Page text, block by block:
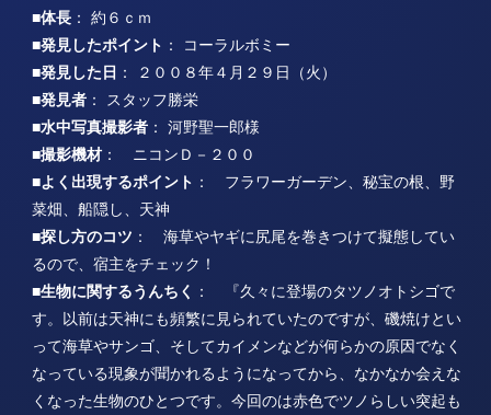
■体長： 約６ｃｍ
■発見したポイント ： コーラルボミー
■発見した日 ： ２００８年４月２９日（火）
■発見者： スタッフ勝栄
■水中写真撮影者： 河野聖一郎様
■撮影機材： ニコンＤ－２００
■よく出現するポイント ： フラワーガーデン、秘宝の根、野
菜畑、船隠し、天神
■探し方のコツ ： 海草やヤギに尻尾を巻きつけて擬態してい
るので、宿主をチェック！
■生物に関するうんちく ： 『久々に登場のタツノオトシゴで
す。以前は天神にも頻繁に見られていたのですが、磯焼けとい
って海草やサンゴ、そしてカイメンなどが何らかの原因でなく
なっている現象が聞かれるようになってから、なかなか会えな
くなった生物のひとつです。今回のは赤色でツノらしい突起も